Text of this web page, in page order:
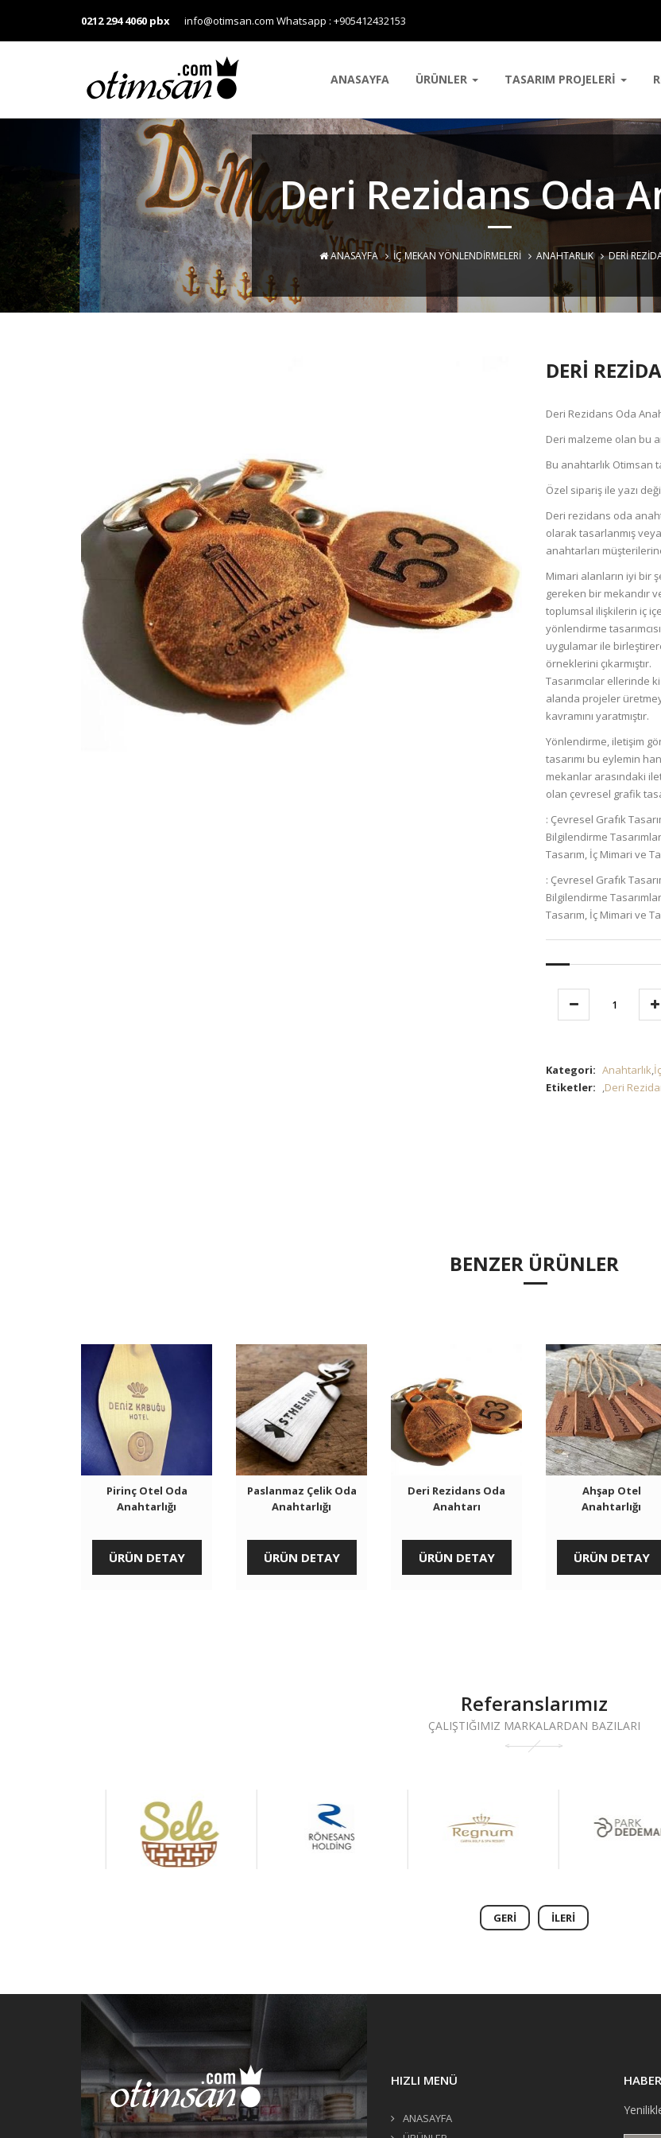
0212 294 4060 pbx info@otimsan.com Whatsapp : +905412432153
ANASAYFA ÜRÜNLER TASARIM PROJELERİ
Deri Rezidans Oda
ANASAYFA İÇ MEKAN YÖNLENDIRMELERI ANAHTARLIK DERI
DERI
Deri Rezidans Oda
Deri malzeme olan bu
Bu anahtarlık Otimsan
Özel sipariş ile yazı
Deri rezidans oda
olarak tasarlanmış
anahtarları
Mimari alanların iyi bir
gereken bir mekandır
toplumsal ilişkilerin iç
yönlendirme
uygulamar ile
örneklerini çıkarmıştır.
Tasarımcılar ellerinde
alanda projeler
kavramını yaratmıştır.
Yönlendirme, iletişim
tasarımı bu eylemin
mekanlar arasındaki
olan çevresel grafik
: Çevresel Grafık
Bilgilendirme
Tasarım, İç Mimari ve
: Çevresel Grafık
Bilgilendirme
Tasarım, İç Mimari ve
Kategori: Anahtarlık
Etiketler:
Deri
BENZER ÜRÜNLER
Pirinç Otel Oda
Anahtarlığı
ÜRÜN DETAY
Paslanmaz Çelik Oda
Anahtarlığı
ÜRÜN DETAY
Deri Rezidans Oda
Anahtarı
ÜRÜN DETAY
Ahşap Otel
Anahtarlığı
ÜRÜN DETAY
Referanslarımız
ÇALIŞTIĞIMIZ MARKALARDAN BAZILARI
GERI İLERI
HIZLI MENÜ
ANASAYFA